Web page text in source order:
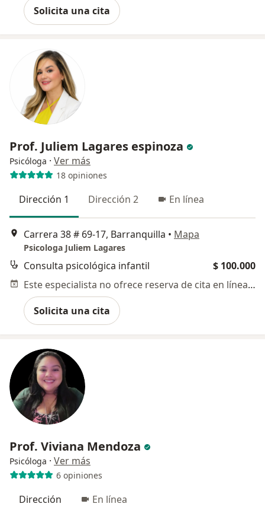
Solicita una cita
Prof. Juliem Lagares espinoza
Psicóloga · Ver más
18 opiniones
Dirección 1 Dirección 2 En línea
Carrera 38 # 69-17, Barranquilla • Mapa
Psicologa Juliem Lagares
Consulta psicológica infantil
$ 100.000
Este especialista no ofrece reserva de cita en línea en esta dirección.
Solicita una cita
Prof. Viviana Mendoza
Psicóloga · Ver más
6 opiniones
Dirección En línea